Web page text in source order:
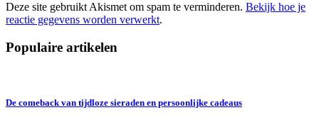
Deze site gebruikt Akismet om spam te verminderen. Bekijk hoe je
reactie gegevens worden verwerkt.
Populaire artikelen
De comeback van tijdloze sieraden en persoonlijke cadeaus